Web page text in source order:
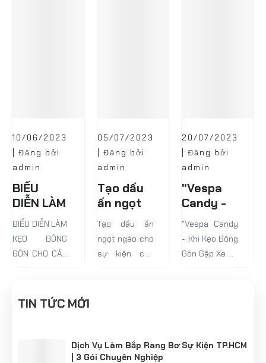
10/06/2023
| Đăng bởi
admin
BIỂU
DIỄN LÀM
KẸO
BÔNG
GÒN CHO
BIỂU DIỄN LÀM
KẸO BÔNG
GÒN CHO CÁC
05/07/2023
| Đăng bởi
admin
Tạo dấu
ấn ngọt
ngào cho
sự kiện
của bạn
với Kẹo
Tạo dấu ấn
ngọt ngào cho
sự kiện của
20/07/2023
| Đăng bởi
admin
"Vespa
Candy -
Khi Kẹo
Bông Gòn
Gặp Xe
Cổ Điển!"
"Vespa Candy
- Khi Kẹo Bông
Gòn Gặp Xe Cổ
TIN TỨC MỚI
Dịch Vụ Làm Bắp Rang Bơ Sự Kiện TP.HCM
| 3 Gói Chuyên Nghiệp